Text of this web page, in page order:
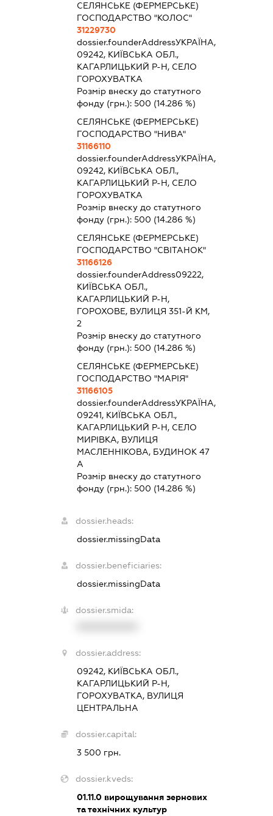
СЕЛЯНСЬКЕ (ФЕРМЕРСЬКЕ)
ГОСПОДАРСТВО "КОЛОС"
31229730
dossier.founderAddressУКРАЇНА,
09242, КИЇВСЬКА ОБЛ.,
КАГАРЛИЦЬКИЙ Р-Н, СЕЛО
ГОРОХУВАТКА
Розмір внеску до статутного
фонду (грн.): 500 (14.286 %)
СЕЛЯНСЬКЕ (ФЕРМЕРСЬКЕ)
ГОСПОДАРСТВО "НИВА"
31166110
dossier.founderAddressУКРАЇНА,
09242, КИЇВСЬКА ОБЛ.,
КАГАРЛИЦЬКИЙ Р-Н, СЕЛО
ГОРОХУВАТКА
Розмір внеску до статутного
фонду (грн.): 500 (14.286 %)
СЕЛЯНСЬКЕ (ФЕРМЕРСЬКЕ)
ГОСПОДАРСТВО "СВІТАНОК"
31166126
dossier.founderAddress09222,
КИЇВСЬКА ОБЛ.,
КАГАРЛИЦЬКИЙ Р-Н,
ГОРОХОВЕ, ВУЛИЦЯ 351-Й КМ,
2
Розмір внеску до статутного
фонду (грн.): 500 (14.286 %)
СЕЛЯНСЬКЕ (ФЕРМЕРСЬКЕ)
ГОСПОДАРСТВО "МАРІЯ"
31166105
dossier.founderAddressУКРАЇНА,
09241, КИЇВСЬКА ОБЛ.,
КАГАРЛИЦЬКИЙ Р-Н, СЕЛО
МИРІВКА, ВУЛИЦЯ
МАСЛЕННІКОВА, БУДИНОК 47
А
Розмір внеску до статутного
фонду (грн.): 500 (14.286 %)
dossier.heads:
dossier.missingData
dossier.beneficiaries:
dossier.missingData
dossier.smida:
dossier.address:
09242, КИЇВСЬКА ОБЛ.,
КАГАРЛИЦЬКИЙ Р-Н,
ГОРОХУВАТКА, ВУЛИЦЯ
ЦЕНТРАЛЬНА
dossier.capital:
3 500 грн.
dossier.kveds:
01.11.0вирощування зернових
та технічних культур